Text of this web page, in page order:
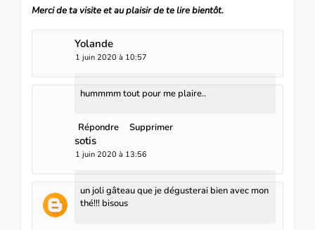
Merci de ta visite et au plaisir de te lire bientôt.
Yolande
1 juin 2020 à 10:57
hummmm tout pour me plaire..
Répondre Supprimer
sotis
1 juin 2020 à 13:56
un joli gâteau que je dégusterai bien avec mon
thé!!! bisous